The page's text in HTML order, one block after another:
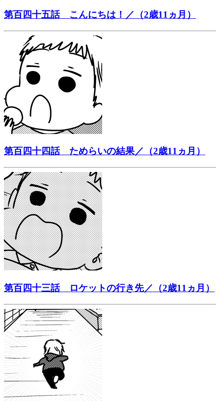
第百四十五話 こんにちは！／（2歳11ヵ月）
第百四十四話 ためらいの結果／（2歳11ヵ月）
第百四十三話 ロケットの行き先／（2歳11ヵ月）